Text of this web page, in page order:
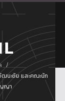
/
ฒนะชัย และคณะนัก
ญา